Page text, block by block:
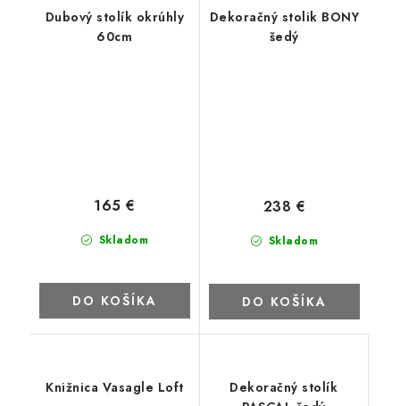
Dubový stolík okrúhly
60cm
Skladom
165 €
DO KOŠÍKA
Dekoračný stolik BONY
šedý
Skladom
238 €
DO KOŠÍKA
Knižnica Vasagle Loft
Dekoračný stolík